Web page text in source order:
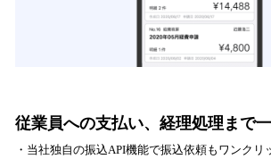
従業員への支払い、経理処理まで
・当社独自の振込API機能で振込依頼もワンクリ